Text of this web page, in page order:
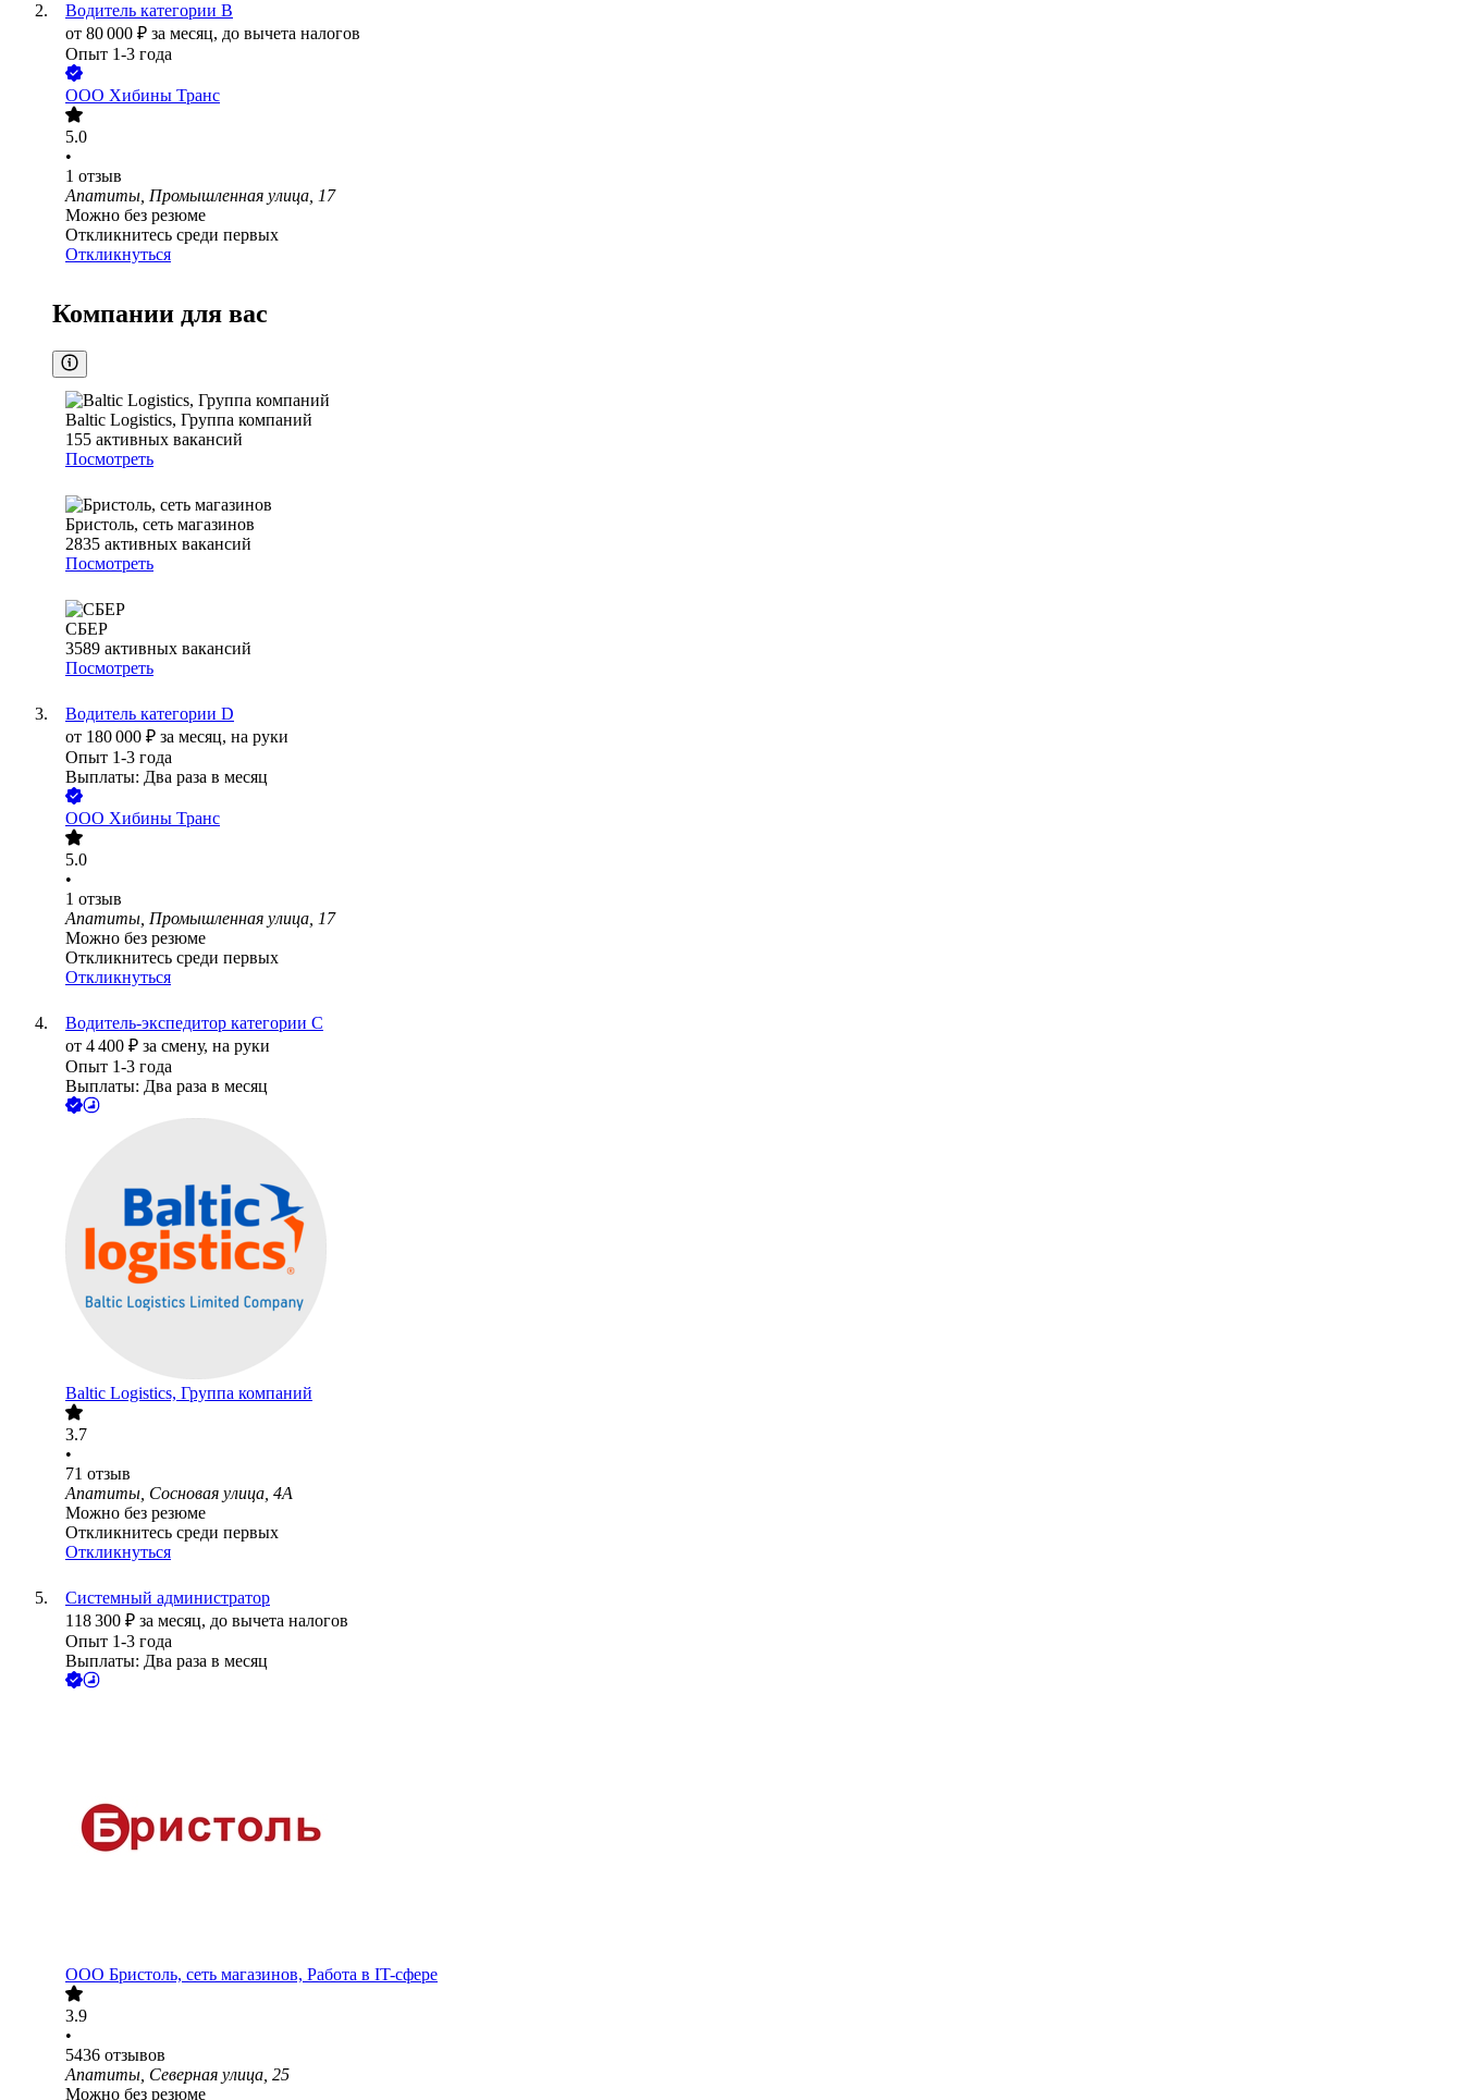
Водитель категории В
от 80 000 ₽ за месяц, до вычета налогов
Опыт 1-3 года
ООО Хибины Транс
5.0
•
1 отзыв
Апатиты, Промышленная улица, 17
Можно без резюме
Откликнитесь среди первых
Откликнуться
Компании для вас
Baltic Logistics, Группа компаний
155 активных вакансий
Посмотреть
Бристоль, сеть магазинов
2835 активных вакансий
Посмотреть
СБЕР
3589 активных вакансий
Посмотреть
Водитель категории D
от 180 000 ₽ за месяц, на руки
Опыт 1-3 года
Выплаты: Два раза в месяц
ООО Хибины Транс
5.0
•
1 отзыв
Апатиты, Промышленная улица, 17
Можно без резюме
Откликнитесь среди первых
Откликнуться
Водитель-экспедитор категории С
от 4 400 ₽ за смену, на руки
Опыт 1-3 года
Выплаты: Два раза в месяц
Baltic Logistics, Группа компаний
3.7
•
71 отзыв
Апатиты, Сосновая улица, 4А
Можно без резюме
Откликнитесь среди первых
Откликнуться
Системный администратор
118 300 ₽ за месяц, до вычета налогов
Опыт 1-3 года
Выплаты: Два раза в месяц
ООО Бристоль, сеть магазинов, Работа в IT-сфере
3.9
•
5436 отзывов
Апатиты, Северная улица, 25
Можно без резюме